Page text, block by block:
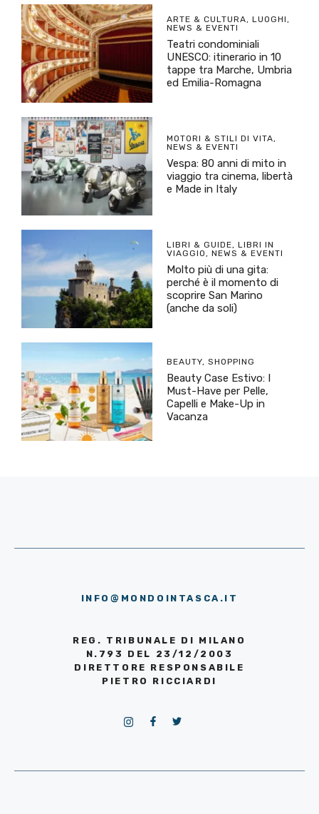
ARTE & CULTURA, LUOGHI,
NEWS & EVENTI
Teatri condominiali
UNESCO: itinerario in 10
tappe tra Marche, Umbria
ed Emilia-Romagna
MOTORI & STILI DI VITA,
NEWS & EVENTI
Vespa: 80 anni di mito in
viaggio tra cinema, libertà
e Made in Italy
LIBRI & GUIDE, LIBRI IN
VIAGGIO, NEWS & EVENTI
Molto più di una gita:
perché è il momento di
scoprire San Marino
(anche da soli)
BEAUTY, SHOPPING
Beauty Case Estivo: I
Must-Have per Pelle,
Capelli e Make-Up in
Vacanza
INFO@MONDOINTASCA.IT
REG. TRIBUNALE DI MILANO
N.793 DEL 23/12/2003
DIRETTORE RESPONSABILE
PIETRO RICCIARDI